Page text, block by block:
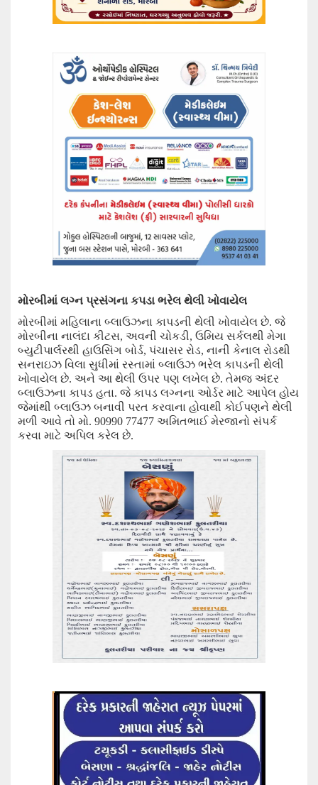
મોરબીમાં લગ્ન પ્રસંગના કપડા ભરેલ થેલી ખોવાયેલ
મોરબીમાં મહિલાના બ્લાઉઝના કાપડની થેલી ખોવાયેલ છે. જે
મોરબીના નાલંદા કીટસ, અવની ચોકડી, ઉમિય સર્કલથી મેગા
બ્યુટીપાર્લરથી હાઉસિંગ બોર્ડ, પંચાસર રોડ, નાની કેનાલ રોડથી
સનરાઇઝ વિલા સુધીમાં રસ્તામાં બ્લાઉઝ ભરેલ કાપડની થેલી
ખોવાયેલ છે. અને આ થેલી ઉપર પણ લખેલ છે. તેમજ અંદર
બ્લાઉઝના કાપડ હતા. જે કાપડ લગ્નના ઓર્ડર માટે આપેલ હોય
જેમાંથી બ્લાઉઝ બનાવી પરત કરવાના હોવાથી કોઈપણને થેલી
મળી આવે તો મો. 90990 77477 અમિતભાઈ મેરજાનો સંપર્ક
કરવા માટે અપિલ કરેલ છે.